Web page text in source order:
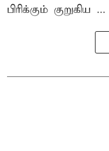
பிரிக்கும் குறுகிய ...